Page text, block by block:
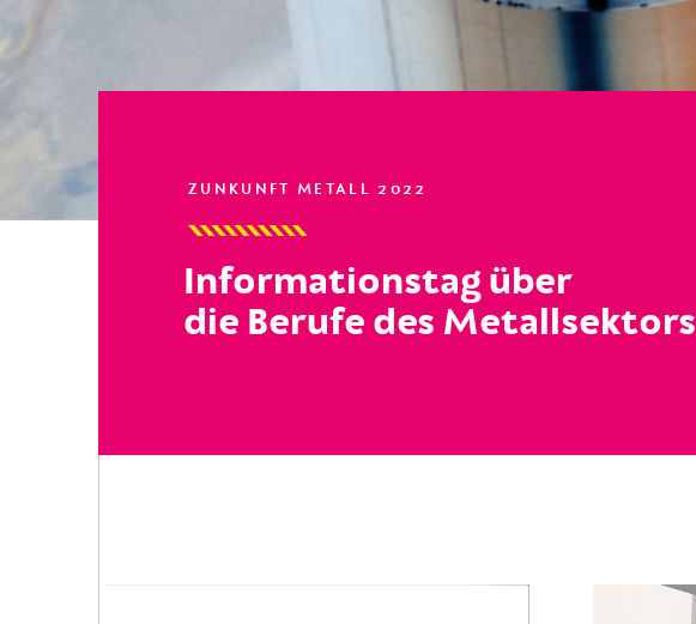
ZUNKUNFT METALL 2022
Informationstag über
die Berufe des Metallsektors